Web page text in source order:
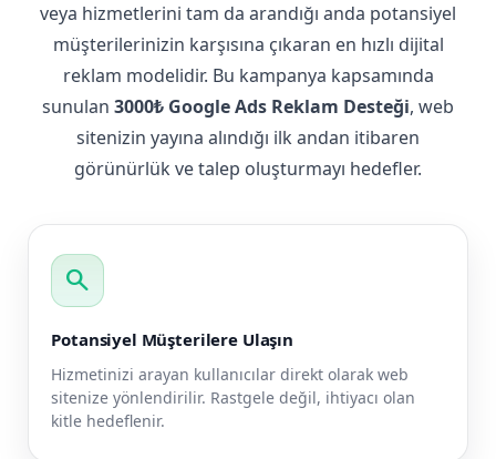
veya hizmetlerini tam da arandığı anda potansiyel
müşterilerinizin karşısına çıkaran en hızlı dijital
reklam modelidir. Bu kampanya kapsamında
sunulan 3000₺ Google Ads Reklam Desteği, web
sitenizin yayına alındığı ilk andan itibaren
görünürlük ve talep oluşturmayı hedefler.
search
Potansiyel Müşterilere Ulaşın
Hizmetinizi arayan kullanıcılar direkt olarak web
sitenize yönlendirilir. Rastgele değil, ihtiyacı olan
kitle hedeflenir.